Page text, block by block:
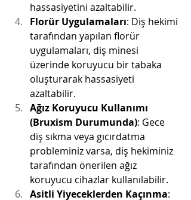
hassasiyetini azaltabilir.
Florür Uygulamaları: Diş hekimi
tarafından yapılan florür
uygulamaları, diş minesi
üzerinde koruyucu bir tabaka
oluşturarak hassasiyeti
azaltabilir.
Ağız Koruyucu Kullanımı
(Bruxism Durumunda): Gece
diş sıkma veya gıcırdatma
probleminiz varsa, diş hekiminiz
tarafından önerilen ağız
koruyucu cihazlar kullanılabilir.
Asitli Yiyeceklerden Kaçınma: